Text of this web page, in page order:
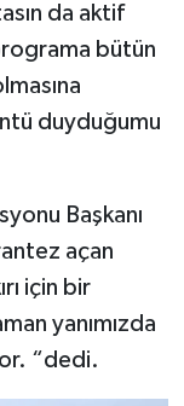
da aktif
bütün
duyduğumu
Başkanı
açan
için bir
yanımızda
“dedi.